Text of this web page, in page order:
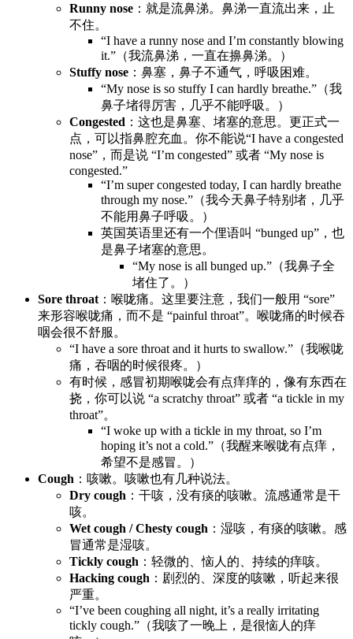
Runny nose ：就是流鼻涕。鼻涕一直流出来，止
不住。
“I have a runny nose and I’m constantly blowing
it.”（我流鼻涕，一直在擤鼻涕。）
Stuffy nose ：鼻塞，鼻子不通气，呼吸困难。
“My nose is so stuffy I can hardly breathe.”（我
鼻子堵得厉害，几乎不能呼吸。）
Congested ：这也是鼻塞、堵塞的意思。更正式一
点，可以指鼻腔充血。你不能说“I have a congested
nose”，而是说 “I’m congested” 或者 “My nose is
congested.”
“I’m super congested today, I can hardly breathe
through my nose.”（我今天鼻子特别堵，几乎
不能用鼻子呼吸。）
英国英语里还有一个俚语叫 “bunged up”，也
是鼻子堵塞的意思。
“My nose is all bunged up.”（我鼻子全
堵住了。）
Sore throat ：喉咙痛。这里要注意，我们一般用 “sore”
来形容喉咙痛，而不是 “painful throat”。喉咙痛的时候吞
咽会很不舒服。
“I have a sore throat and it hurts to swallow.”（我喉咙
痛，吞咽的时候很疼。）
有时候，感冒初期喉咙会有点痒痒的，像有东西在
挠，你可以说 “a scratchy throat” 或者 “a tickle in my
throat”。
“I woke up with a tickle in my throat, so I’m
hoping it’s not a cold.”（我醒来喉咙有点痒，
希望不是感冒。）
Cough ：咳嗽。咳嗽也有几种说法。
Dry cough ：干咳，没有痰的咳嗽。流感通常是干
咳。
Wet cough / Chesty cough ：湿咳，有痰的咳嗽。感
冒通常是湿咳。
Tickly cough ：轻微的、恼人的、持续的痒咳。
Hacking cough ：剧烈的、深度的咳嗽，听起来很
严重。
“I’ve been coughing all night, it’s a really irritating
tickly cough.”（我咳了一晚上，是很恼人的痒